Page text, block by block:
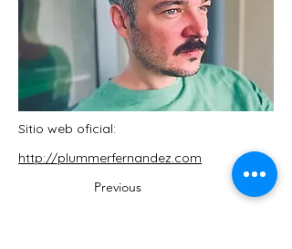
Sitio web oficial:
http://plummerfernandez.com
Previous